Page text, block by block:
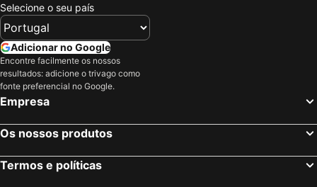
Selecione o seu país
Adicionar no Google
Encontre facilmente os nossos
resultados: adicione o trivago como
fonte preferencial no Google.
Empresa
Os nossos produtos
Termos e políticas